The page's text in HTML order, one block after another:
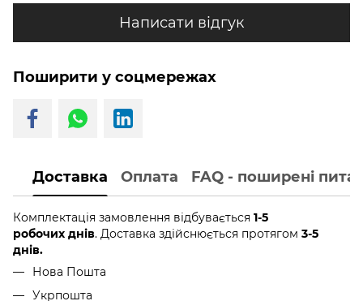
Написати відгук
Поширити у соцмережах
Доставка Оплата FAQ - поширені
Комплектація замовлення відбувається 1-5
робочих днів. Доставка здійснюється протягом 3-5
днів.
Нова Пошта
Укрпошта